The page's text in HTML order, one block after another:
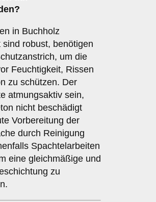
?
in Buchholz
sind robust, benötigen
um die
Feuchtigkeit, Rissen
zu schützen. Der
atmungsaktiv sein,
nicht beschädigt
Vorbereitung der
durch Reinigung
Spachtelarbeiten
eine gleichmäßige und
zu